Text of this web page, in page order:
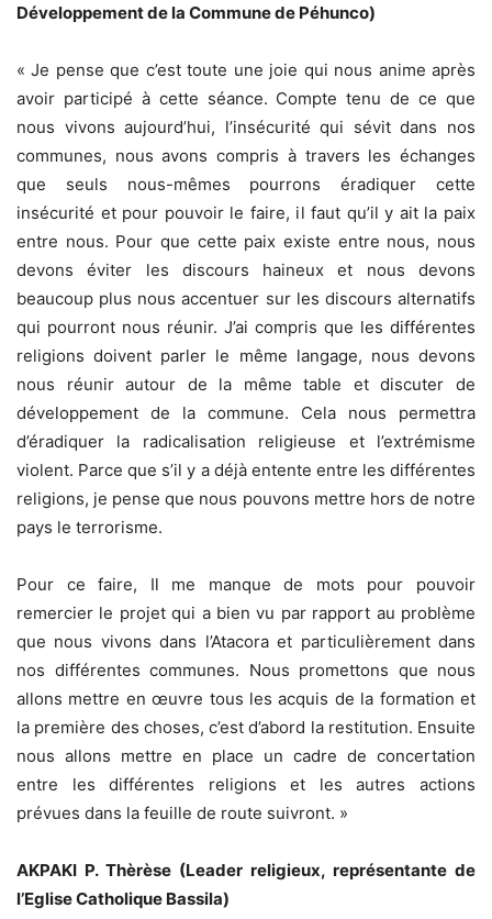
Développement de la Commune de Péhunco)
« Je pense que c’est toute une joie qui nous anime après
avoir participé à cette séance. Compte tenu de ce que
nous vivons aujourd’hui, l’insécurité qui sévit dans nos
communes, nous avons compris à travers les échanges
que seuls nous-mêmes pourrons éradiquer cette
insécurité et pour pouvoir le faire, il faut qu’il y ait la paix
entre nous. Pour que cette paix existe entre nous, nous
devons éviter les discours haineux et nous devons
beaucoup plus nous accentuer sur les discours alternatifs
qui pourront nous réunir. J’ai compris que les différentes
religions doivent parler le même langage, nous devons
nous réunir autour de la même table et discuter de
développement de la commune. Cela nous permettra
d’éradiquer la radicalisation religieuse et l’extrémisme
violent. Parce que s’il y a déjà entente entre les différentes
religions, je pense que nous pouvons mettre hors de notre
pays le terrorisme.
Pour ce faire, Il me manque de mots pour pouvoir
remercier le projet qui a bien vu par rapport au problème
que nous vivons dans l’Atacora et particulièrement dans
nos différentes communes. Nous promettons que nous
allons mettre en œuvre tous les acquis de la formation et
la première des choses, c’est d’abord la restitution. Ensuite
nous allons mettre en place un cadre de concertation
entre les différentes religions et les autres actions
prévues dans la feuille de route suivront. »
AKPAKI P. Thèrèse (Leader religieux, représentante de
l’Eglise Catholique Bassila)